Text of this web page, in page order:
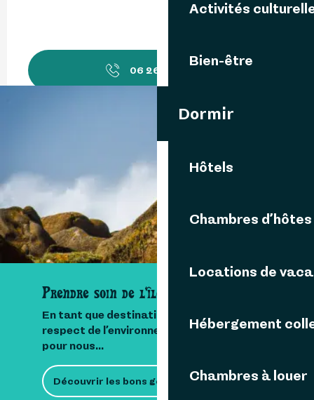
Activités
Bien-être
Dormir
Hôtels
Chambres d’hôtes
Locations de
Hébergement
Chambres à louer
06 26 36 46
Contactez-nous
Prendre soin de l'île
En tant que destination insulaire, le
respect de l’environnement est important
pour nous...
Découvrir les bons gestes